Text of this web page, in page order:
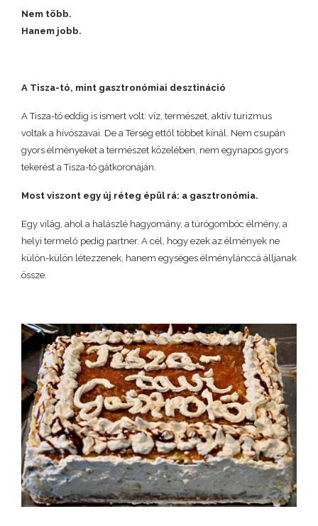
Nem több.
Hanem jobb.
A Tisza-tó, mint gasztronómiai desztináció
A Tisza-tó eddig is ismert volt: víz, természet, aktív turizmus
voltak a hívószavai. De a Térség ettől többet kínál. Nem csupán
gyors élményeket a természet közelében, nem egynapos gyors
tekerést a Tisza-tó gátkoronáján.
Most viszont egy új réteg épül rá: a gasztronómia.
Egy világ, ahol a halászlé hagyomány, a túrógombóc élmény, a
helyi termelő pedig partner. A cél, hogy ezek az élmények ne
külön-külön létezzenek, hanem egységes élménylánccá álljanak
össze.